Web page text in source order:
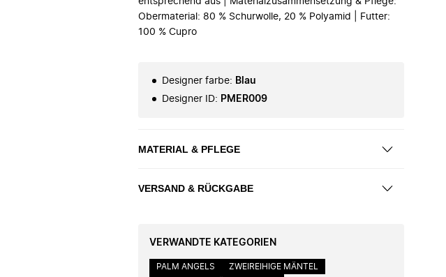
Obermaterial: 80 % Schurwolle, 20 % Polyamid | Futter:
100 % Cupro
Designer farbe: Blau
Designer ID: PMER009
MATERIAL & PFLEGE
VERSAND & RÜCKGABE
VERWANDTE KATEGORIEN
PALM ANGELS
ZWEIREIHIGE MÄNTEL